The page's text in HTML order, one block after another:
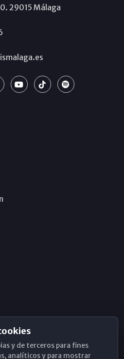
29015 Málaga
y de terceros para fines
analíticos y para mostrar